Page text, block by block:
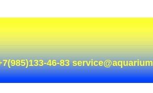
46-83